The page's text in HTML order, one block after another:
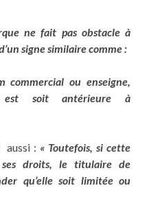
ne fait pas obstacle à
signe similaire comme :
commercial ou enseigne,
est soit antérieure à
aussi : « Toutefois, si cette
droits, le titulaire de
qu’elle soit limitée ou